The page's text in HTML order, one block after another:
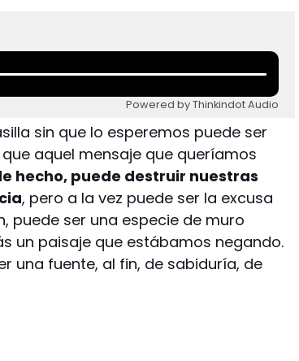
Powered by Thinkindot Audio
sin que lo esperemos puede ser
aquel mensaje que queríamos
hecho, puede destruir nuestras
, pero a la vez puede ser la excusa
puede ser una especie de muro
un paisaje que estábamos negando.
una fuente, al fin, de sabiduría, de